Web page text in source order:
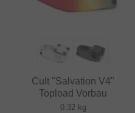
Cult "Salvation V4"
Topload Vorbau
0.32 kg